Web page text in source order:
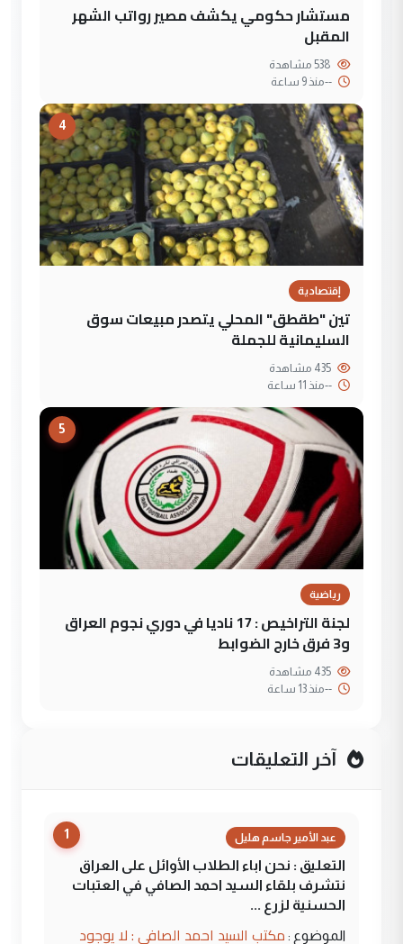
مستشار حكومي يكشف مصير رواتب الشهر
المقبل
--منذ 9 ساعة
4
إقتصادية
تين "طقطق" المحلي يتصدر مبيعات سوق
السليمانية للجملة
--منذ 11 ساعة
5
رياضية
لجنة التراخيص : 17 ناديا في دوري نجوم العراق
و3 فرق خارج الضوابط
--منذ 13 ساعة
آخر التعليقات
1 عبد الأمير جاسم هليل
التعليق : نحن اباء الطلاب الأوائل على العراق
نتشرف بلقاء السيد احمد الصافي في العتبات
الحسنية لزرع ...
الموضوع : مكتب السيد احمد الصافي : لا يوجود